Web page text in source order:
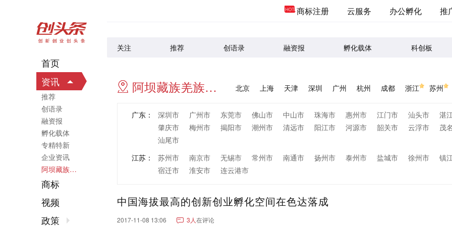
商标注册 云服务 办公孵化 推
关注 推荐 创语录 融资报 孵化载体 科创板
阿坝藏族羌族自治州 北京 上海 天津 深圳 广州 杭州 成都 浙江 苏州
广东： 深圳市 广州市 东莞市 佛山市 中山市 珠海市 惠州市 江门市 汕头市
湛
肇庆市
梅州市 揭阳市 潮州市 清远市 阳江市 河源市 韶关市 云浮市
茂
汕尾市
江苏：
苏州市 南京市 无锡市 常州市 南通市 扬州市 泰州市 盐城市 徐州市
镇
宿迁市
淮安市
连云港市
丽水市
山东： 青岛市 济南市
中国海拔最高的创新创业孵化空间在色达落成
2017-11-08 13:06 3人在评论
首页
资讯
推荐
创语录
融资报
孵化载体
专精特新
企业资讯
阿坝藏族羌族自治州
商标
视频
政策